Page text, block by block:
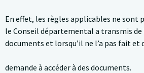
En effet, les règles applicables ne sont
le Conseil départemental a transmis de
documents et lorsqu’il ne l’a pas fait et
demande à accéder à des documents.